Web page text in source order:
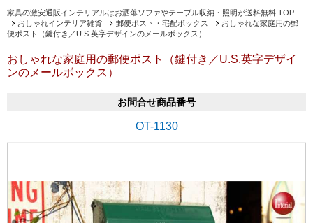
家具の激安通販インテリアルはお洒落ソファやテーブル収納・照明が送料無料 TOP
おしゃれインテリア雑貨
郵便ポスト・宅配ボックス
おしゃれな家庭用の郵
便ポスト（鍵付き／U.S.英字デザインのメールボックス）
おしゃれな家庭用の郵便ポスト（鍵付き／U.S.英字デザイ
ンのメールボックス）
お問合せ商品番号
OT-1130